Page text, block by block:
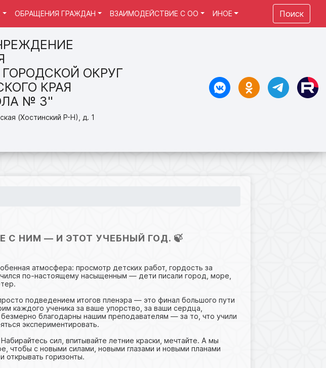
ОКРУГ
КРАЯ
№ 3"
(Хостинский Р-Н), д. 1
ОБРАЩЕНИЯ ГРАЖДАН ВЗАИМОДЕЙСТВИЕ С ОО ИНОЕ Поиск
С НИМ — И ЭТОТ УЧЕБНЫЙ ГОД. 🍃
атмосфера: просмотр детских работ, гордость за
по-настоящему насыщенным — дети писали город, море,
подведением итогов пленэра — это финал большого пути
каждого ученика за ваше упорство, за ваши сердца,
благодарны нашим преподавателям — за то, что учили
экспериментировать.
сил, впитывайте летние краски, мечтайте. А мы
чтобы с новыми силами, новыми глазами и новыми планами
открывать горизонты.